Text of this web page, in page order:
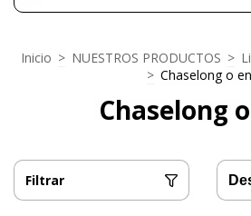
Inicio > NUESTROS PRODUCTOS >
> Chaselong o
Chaselong
Filtrar